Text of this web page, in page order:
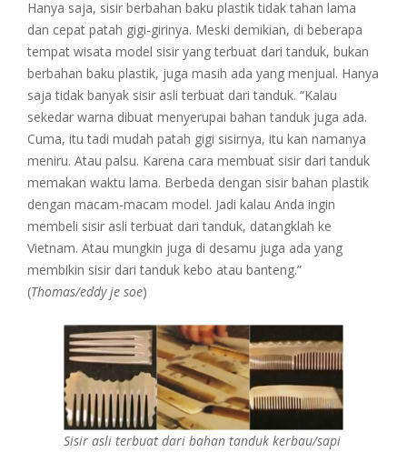
Hanya saja, sisir berbahan baku plastik tidak tahan lama
dan cepat patah gigi-girinya. Meski demikian, di beberapa
tempat wisata model sisir yang terbuat dari tanduk, bukan
berbahan baku plastik, juga masih ada yang menjual. Hanya
saja tidak banyak sisir asli terbuat dari tanduk. “Kalau
sekedar warna dibuat menyerupai bahan tanduk juga ada.
Cuma, itu tadi mudah patah gigi sisirnya, itu kan namanya
meniru. Atau palsu. Karena cara membuat sisir dari tanduk
memakan waktu lama. Berbeda dengan sisir bahan plastik
dengan macam-macam model. Jadi kalau Anda ingin
membeli sisir asli terbuat dari tanduk, datangklah ke
Vietnam. Atau mungkin juga di desamu juga ada yang
membikin sisir dari tanduk kebo atau banteng.”
(Thomas/eddy je soe)
Sisir asli terbuat dari bahan tanduk kerbau/sapi